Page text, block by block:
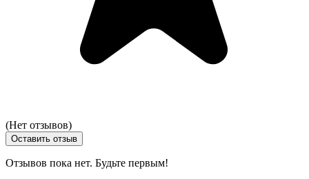
(Нет отзывов)
Оставить отзыв
Отзывов пока нет. Будьте первым!